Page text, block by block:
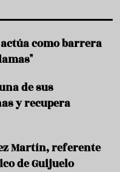
como barrera
de sus
y recupera
Martín, referente
de Guijuelo